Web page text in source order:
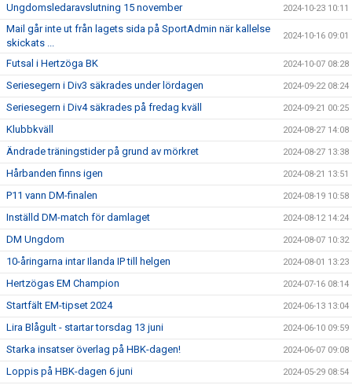
Ungdomsledaravslutning 15 november 2024-10-23 10:11
Mail går inte ut från lagets sida på SportAdmin när kallelse
skickats ...
2024-10-16 09:01
Futsal i Hertzöga BK 2024-10-07 08:28
Seriesegern i Div3 säkrades under lördagen 2024-09-22 08:24
Seriesegern i Div4 säkrades på fredag kväll 2024-09-21 00:25
Klubbkväll 2024-08-27 14:08
Ändrade träningstider på grund av mörkret 2024-08-27 13:38
Hårbanden finns igen 2024-08-21 13:51
P11 vann DM-finalen 2024-08-19 10:58
Inställd DM-match för damlaget 2024-08-12 14:24
DM Ungdom 2024-08-07 10:32
10-åringarna intar Ilanda IP till helgen 2024-08-01 13:23
Hertzögas EM Champion 2024-07-16 08:14
Startfält EM-tipset 2024 2024-06-13 13:04
Lira Blågult - startar torsdag 13 juni 2024-06-10 09:59
Starka insatser överlag på HBK-dagen! 2024-06-07 09:08
Loppis på HBK-dagen 6 juni 2024-05-29 08:54